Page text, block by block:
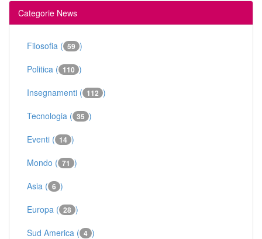
Categorie News
Filosofia ( 59 )
Politica ( 110 )
Insegnamenti ( 112 )
Tecnologia ( 35 )
Eventi ( 14 )
Mondo ( 71 )
Asia ( 6 )
Europa ( 28 )
Sud America ( 4 )